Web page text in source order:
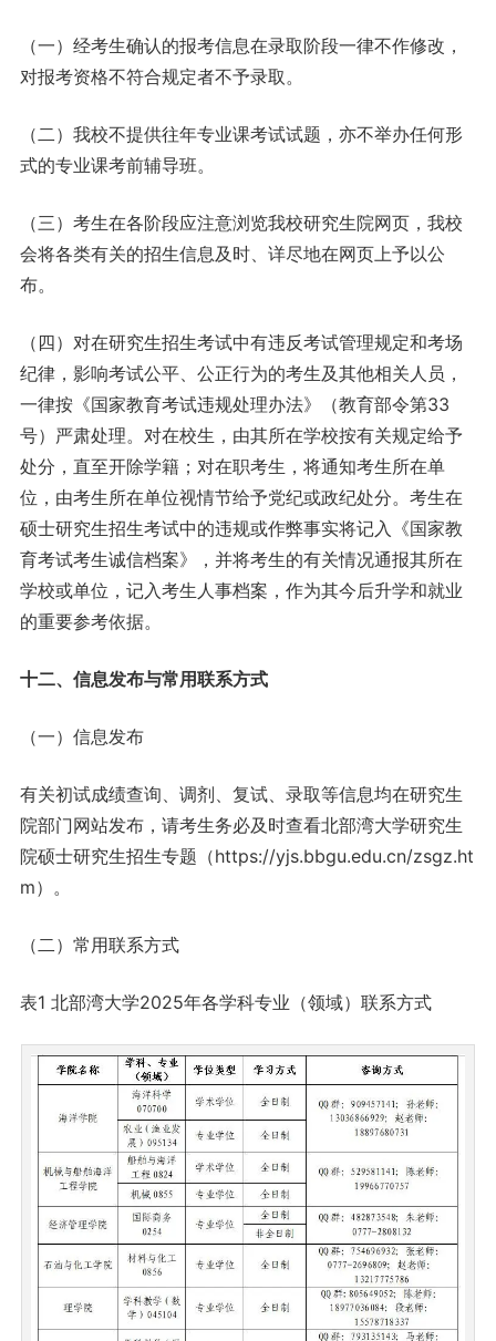
（一）经考生确认的报考信息在录取阶段一律不作修改，
对报考资格不符合规定者不予录取。
（二）我校不提供往年专业课考试试题，亦不举办任何形
式的专业课考前辅导班。
（三）考生在各阶段应注意浏览我校研究生院网页，我校
会将各类有关的招生信息及时、详尽地在网页上予以公
布。
（四）对在研究生招生考试中有违反考试管理规定和考场
纪律，影响考试公平、公正行为的考生及其他相关人员，
一律按《国家教育考试违规处理办法》（教育部令第33
号）严肃处理。对在校生，由其所在学校按有关规定给予
处分，直至开除学籍；对在职考生，将通知考生所在单
位，由考生所在单位视情节给予党纪或政纪处分。考生在
硕士研究生招生考试中的违规或作弊事实将记入《国家教
育考试考生诚信档案》，并将考生的有关情况通报其所在
学校或单位，记入考生人事档案，作为其今后升学和就业
的重要参考依据。
十二、信息发布与常用联系方式
（一）信息发布
有关初试成绩查询、调剂、复试、录取等信息均在研究生
院部门网站发布，请考生务必及时查看北部湾大学研究生
院硕士研究生招生专题（https://yjs.bbgu.edu.cn/zsgz.ht
m）。
（二）常用联系方式
表1 北部湾大学2025年各学科专业（领域）联系方式